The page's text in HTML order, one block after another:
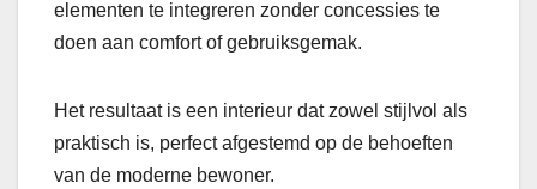
elementen te integreren zonder concessies te
doen aan comfort of gebruiksgemak.
Het resultaat is een interieur dat zowel stijlvol als
praktisch is, perfect afgestemd op de behoeften
van de moderne bewoner.